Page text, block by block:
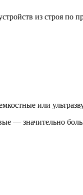
из строя по
или
— значительно